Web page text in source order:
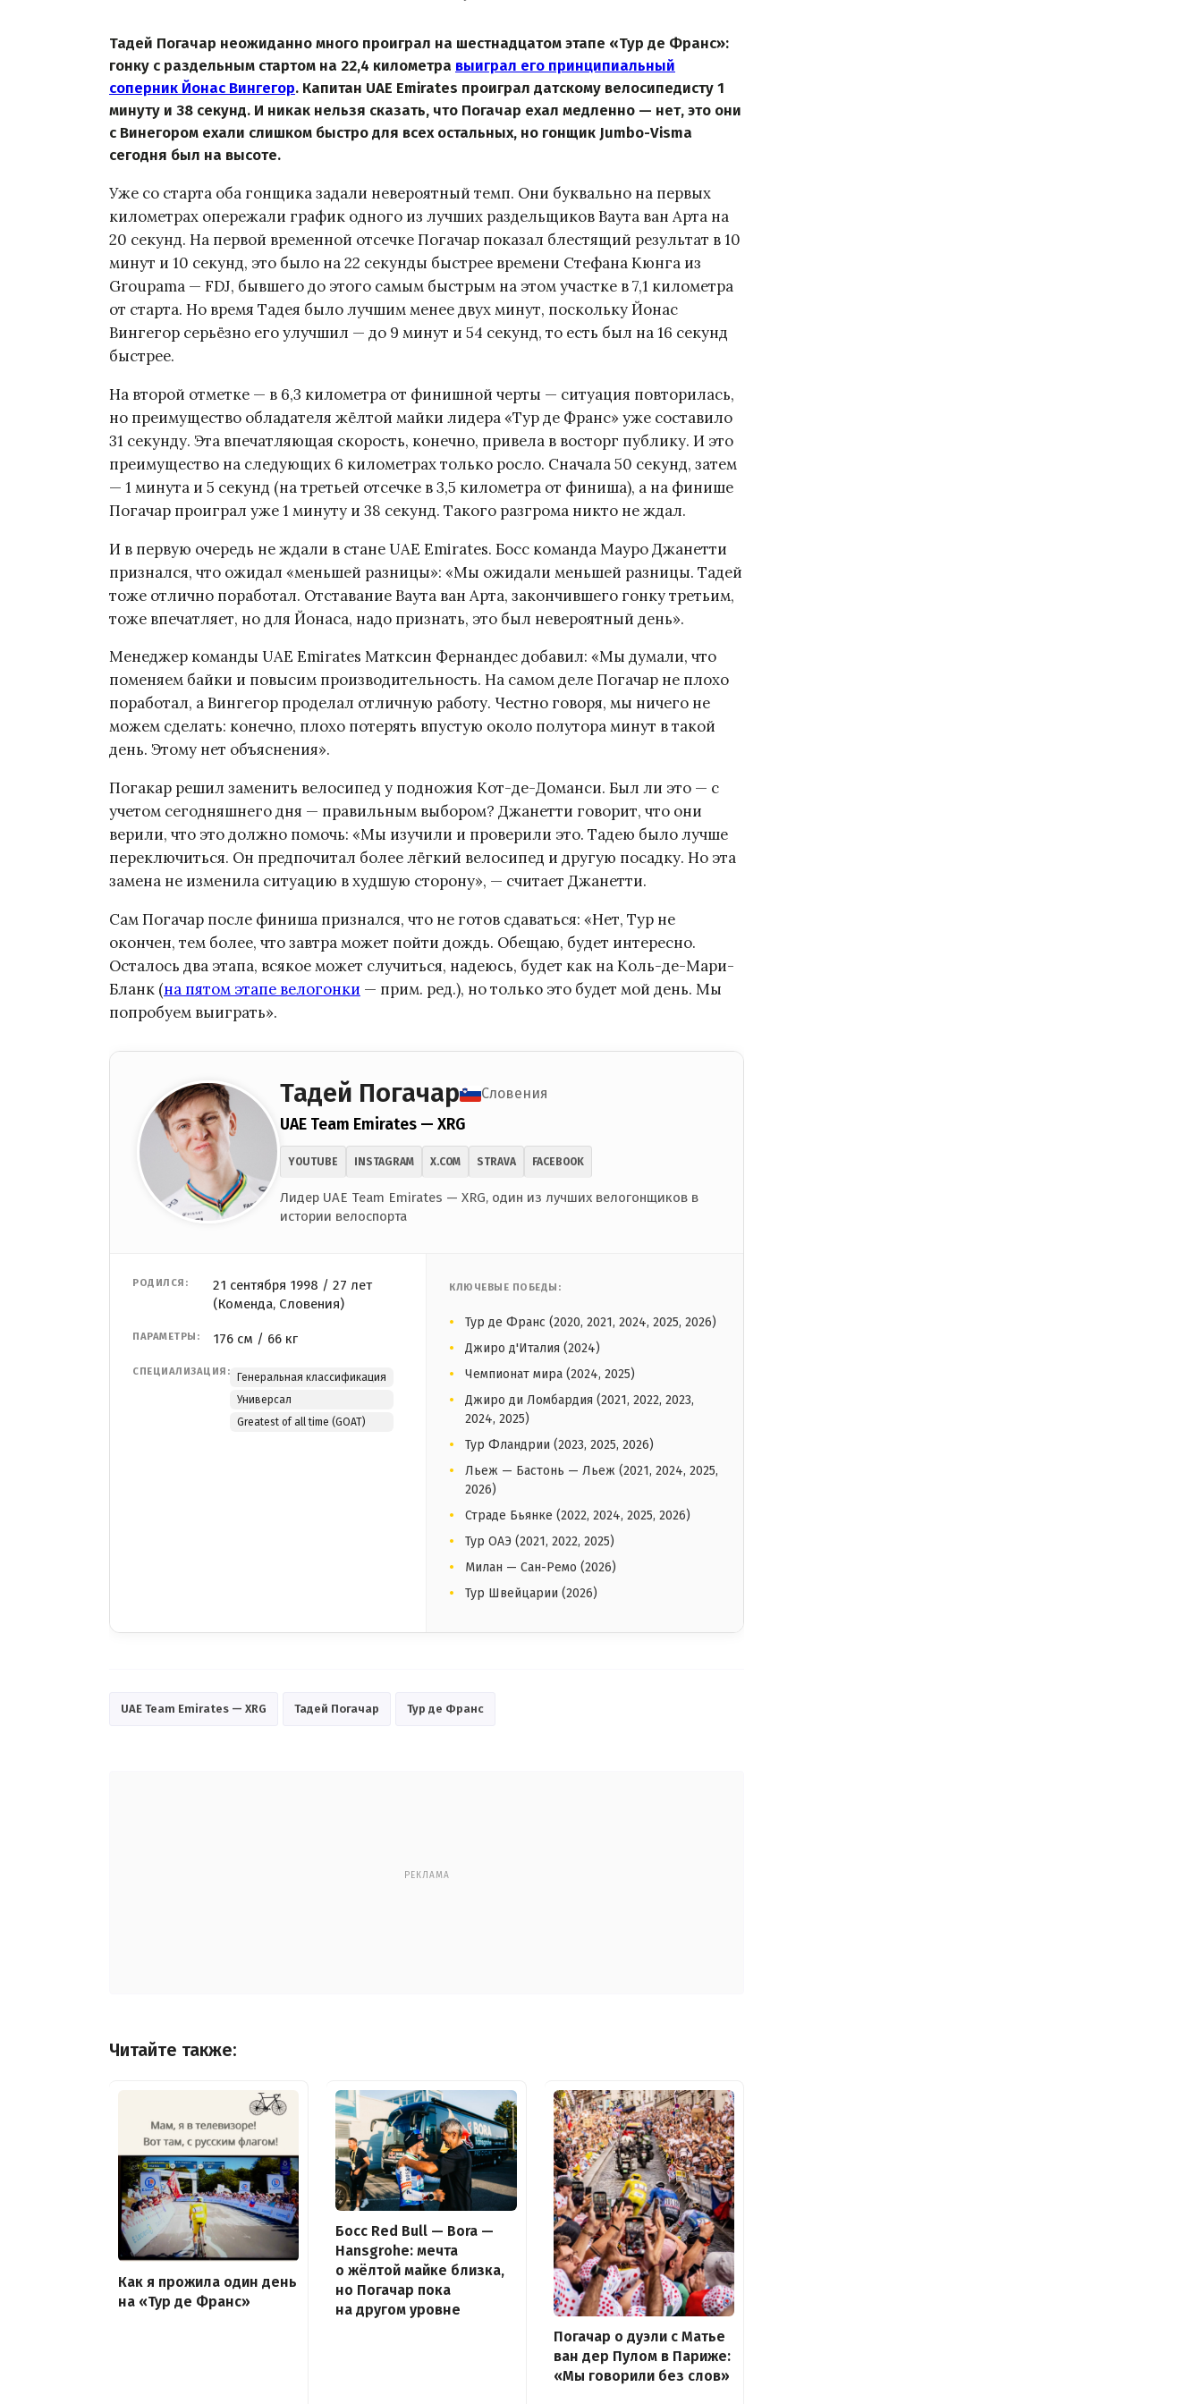
Тадей Погачар неожиданно много проиграл на шестнадцатом этапе «Тур де Франс»:
гонку с раздельным стартом на 22,4 километра выиграл его принципиальный
соперник Йонас Вингегор. Капитан UAE Emirates проиграл датскому велосипедисту 1
минуту и 38 секунд. И никак нельзя сказать, что Погачар ехал медленно — нет, это они
с Винегором ехали слишком быстро для всех остальных, но гонщик Jumbo-Visma
сегодня был на высоте.
Уже со старта оба гонщика задали невероятный темп. Они буквально на первых
километрах опережали график одного из лучших раздельщиков Ваута ван Арта на
20 секунд. На первой временной отсечке Погачар показал блестящий результат в 10
минут и 10 секунд, это было на 22 секунды быстрее времени Стефана Кюнга из
Groupama — FDJ, бывшего до этого самым быстрым на этом участке в 7,1 километра
от старта. Но время Тадея было лучшим менее двух минут, поскольку Йонас
Вингегор серьёзно его улучшил — до 9 минут и 54 секунд, то есть был на 16 секунд
быстрее.
На второй отметке — в 6,3 километра от финишной черты — ситуация повторилась,
но преимущество обладателя жёлтой майки лидера «Тур де Франс» уже составило
31 секунду. Эта впечатляющая скорость, конечно, привела в восторг публику. И это
преимущество на следующих 6 километрах только росло. Сначала 50 секунд, затем
— 1 минута и 5 секунд (на третьей отсечке в 3,5 километра от финиша), а на финише
Погачар проиграл уже 1 минуту и 38 секунд. Такого разгрома никто не ждал.
И в первую очередь не ждали в стане UAE Emirates. Босс команда Мауро Джанетти
признался, что ожидал «меньшей разницы»: «Мы ожидали меньшей разницы. Тадей
тоже отлично поработал. Отставание Ваута ван Арта, закончившего гонку третьим,
тоже впечатляет, но для Йонаса, надо признать, это был невероятный день».
Менеджер команды UAE Emirates Матксин Фернандес добавил: «Мы думали, что
поменяем байки и повысим производительность. На самом деле Погачар не плохо
поработал, а Вингегор проделал отличную работу. Честно говоря, мы ничего не
можем сделать: конечно, плохо потерять впустую около полутора минут в такой
день. Этому нет объяснения».
Погакар решил заменить велосипед у подножия Кот-де-Доманси. Был ли это — с
учетом сегодняшнего дня — правильным выбором? Джанетти говорит, что они
верили, что это должно помочь: «Мы изучили и проверили это. Тадею было лучше
переключиться. Он предпочитал более лёгкий велосипед и другую посадку. Но эта
замена не изменила ситуацию в худшую сторону», — считает Джанетти.
Сам Погачар после финиша признался, что не готов сдаваться: «Нет, Тур не
окончен, тем более, что завтра может пойти дождь. Обещаю, будет интересно.
Осталось два этапа, всякое может случиться, надеюсь, будет как на Коль-де-Мари-
Бланк (на пятом этапе велогонки — прим. ред.), но только это будет мой день. Мы
попробуем выиграть».
Тадей Погачар Словения
UAE Team Emirates — XRG
YOUTUBE INSTAGRAM X.COM STRAVA FACEBOOK
Лидер UAE Team Emirates — XRG, один из лучших велогонщиков в
истории велоспорта
РОДИЛСЯ:
21 сентября 1998 / 27 лет
(Коменда, Словения)
ПАРАМЕТРЫ: 176 см / 66 кг
СПЕЦИАЛИЗАЦИЯ:
Генеральная классификация
Универсал
Greatest of all time (GOAT)
КЛЮЧЕВЫЕ ПОБЕДЫ:
Тур де Франс (2020, 2021, 2024, 2025, 2026)
Джиро д'Италия (2024)
Чемпионат мира (2024, 2025)
Джиро ди Ломбардия (2021, 2022, 2023,
2024, 2025)
Тур Фландрии (2023, 2025, 2026)
Льеж — Бастонь — Льеж (2021, 2024, 2025,
2026)
Страде Бьянке (2022, 2024, 2025, 2026)
Тур ОАЭ (2021, 2022, 2025)
Милан — Сан-Ремо (2026)
Тур Швейцарии (2026)
UAE Team Emirates — XRG Тадей Погачар Тур де Франс
РЕКЛАМА
Читайте также:
Как я прожила один день
на «Тур де Франс»
Босс Red Bull — Bora —
Hansgrohe: мечта
о жёлтой майке близка,
но Погачар пока
на другом уровне
Погачар о дуэли с Матье
ван дер Пулом в Париже:
«Мы говорили без слов»